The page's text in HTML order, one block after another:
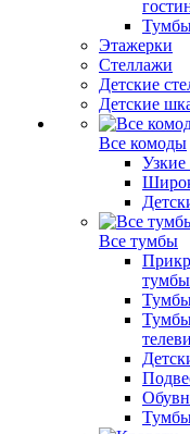
Этажерки
Стеллажи
Детские
Детские
Все комоды
Все тумбы
тумбы